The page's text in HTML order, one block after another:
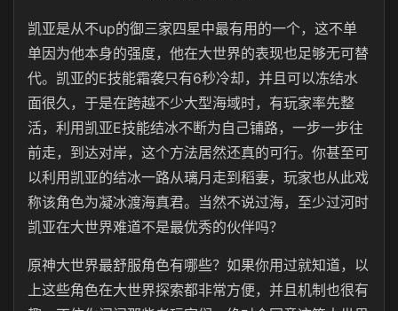
凯亚是从不up的御三家四星中最有用的一个，这不单
单因为他本身的强度，他在大世界的表现也足够无可替
代。凯亚的E技能霜袭只有6秒冷却，并且可以冻结水
面很久，于是在跨越不少大型海域时，有玩家率先整
活，利用凯亚E技能结冰不断为自己铺路，一步一步往
前走，到达对岸，这个方法居然还真的可行。你甚至可
以利用凯亚的结冰一路从璃月走到稻妻，玩家也从此戏
称该角色为凝冰渡海真君。当然不说过海，至少过河时
凯亚在大世界难道不是最优秀的伙伴吗？
原神大世界最舒服角色有哪些？如果你用过就知道，以
上这些角色在大世界探索都非常方便，并且机制也很有